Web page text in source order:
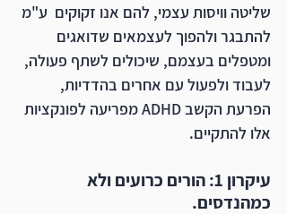
שליטה וויסות עצמי, להם אנו זקוקים  ע"מ
להתבגר ולהפוך לעצמאים שדואגים
ומטפלים בעצמם, שיכולים לשתף פעולה,
לעבוד ולפעול עם אחרים בהדדיות,
הפרעת הקשב ADHD מפריעה לפונקציות
אלו להתקיים.
עיקרון 1: הורים כרועים ולא
כמהנדסים.